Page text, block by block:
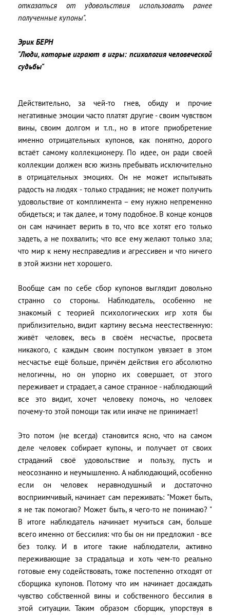
отказаться от удовольствия использовать ранее
полученные купоны".
Эрик БЕРН
"Люди, которые играют в игры: психология человеческой
судьбы"
Действительно, за чей-то гнев, обиду и прочие
негативные эмоции часто платят другие - своим чувством
вины, своим долгом и т.п., но в итоге приобретение
именно отрицательных купонов, как понятно, дорого
встаёт самому коллекционеру. По идее, он ради своей
коллекции должен всю жизнь пребывать исключительно
в отрицательных эмоциях. Он не может испытывать
радость на людях - только страдания; не может получить
удовольствие от комплимента – ему нужно непременно
обидеться; и так далее, и тому подобное. В конце концов
он сам начинает верить в то, что все хотят его только
задеть, а не похвалить; что все ему желают только зла;
что мир к нему несправедлив и агрессивен и что ничего
в этой жизни нет хорошего.
Вообще сам по себе сбор купонов выглядит довольно
странно со стороны. Наблюдатель, особенно не
знакомый с теорией психологических игр хотя бы
приблизительно, видит картину весьма неестественную:
живёт человек, весь в своём несчастье, просвета
никакого, с каждым своим поступком увязает в этом
несчастье ещё больше, причём действия его абсолютно
нелогичны, но он упорно их совершает, от этого
переживает и страдает, а самое странное - наблюдающий
все это видит, хочет человеку помочь, но человек
почему-то этой помощи так или иначе не принимает!
Это потом (не всегда) становится ясно, что на самом
деле человек собирает купоны, и получает от своих
страданий своё удовольствие и пользу, пусть и
неосознанно и неумышленно. А наблюдающий, особенно
если он человек неравнодушный и достаточно
восприимчивый, начинает сам переживать: "Может быть,
я не так помогаю? Может быть, я чего-то не понимаю? "
В итоге наблюдатель начинает мучиться сам, больше
всего именно от бессилия: что бы он ни предложил - все
без толку. И в итоге такие наблюдатели, активно
переживающие за страдальца и хоть чем-то реально
готовые ему содействовать, тоже постепенно отходят от
сборщика купонов. Потому что им начинает досаждать
чувство собственной вины и собственного бессилия в
этой ситуации. Таким образом сборщик, упорствуя в